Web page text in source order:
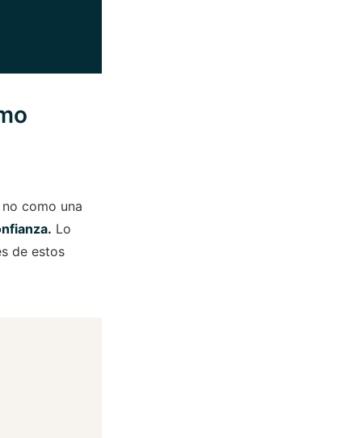
como una
Lo
de estos